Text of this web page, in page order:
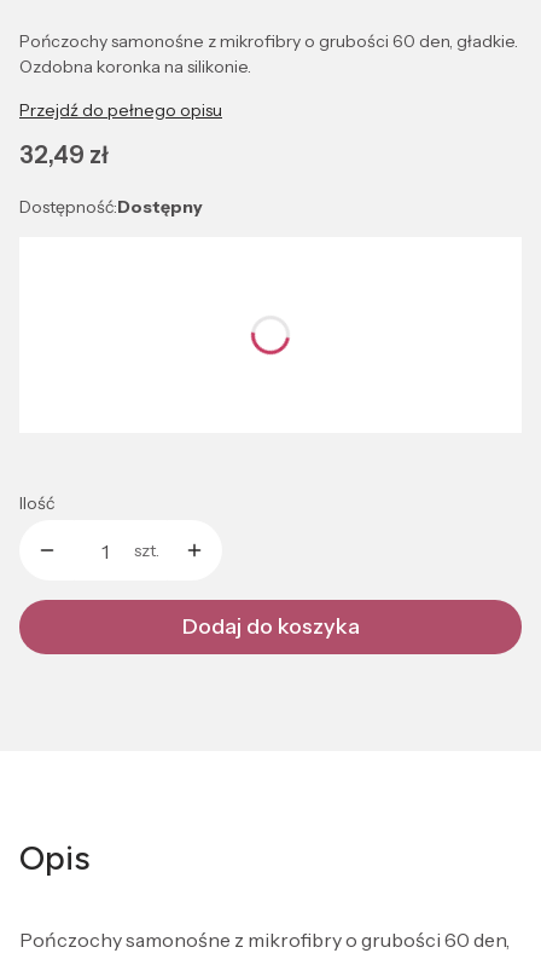
Pończochy samonośne z mikrofibry o grubości 60 den, gładkie.
Ozdobna koronka na silikonie.
Przejdź do pełnego opisu
Cena
32,49 zł
Dostępność:Dostępny
Ilość
szt.
Dodaj do koszyka
Opis
Pończochy samonośne z mikrofibry o grubości 60 den,